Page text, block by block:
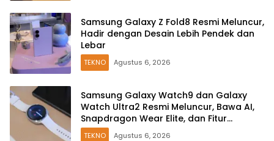
Samsung Galaxy Z Fold8 Resmi Meluncur,
Hadir dengan Desain Lebih Pendek dan
Lebar
TEKNO Agustus 6, 2026
Samsung Galaxy Watch9 dan Galaxy
Watch Ultra2 Resmi Meluncur, Bawa AI,
Snapdragon Wear Elite, dan Fitur
Kesehatan Baru
TEKNO Agustus 6, 2026